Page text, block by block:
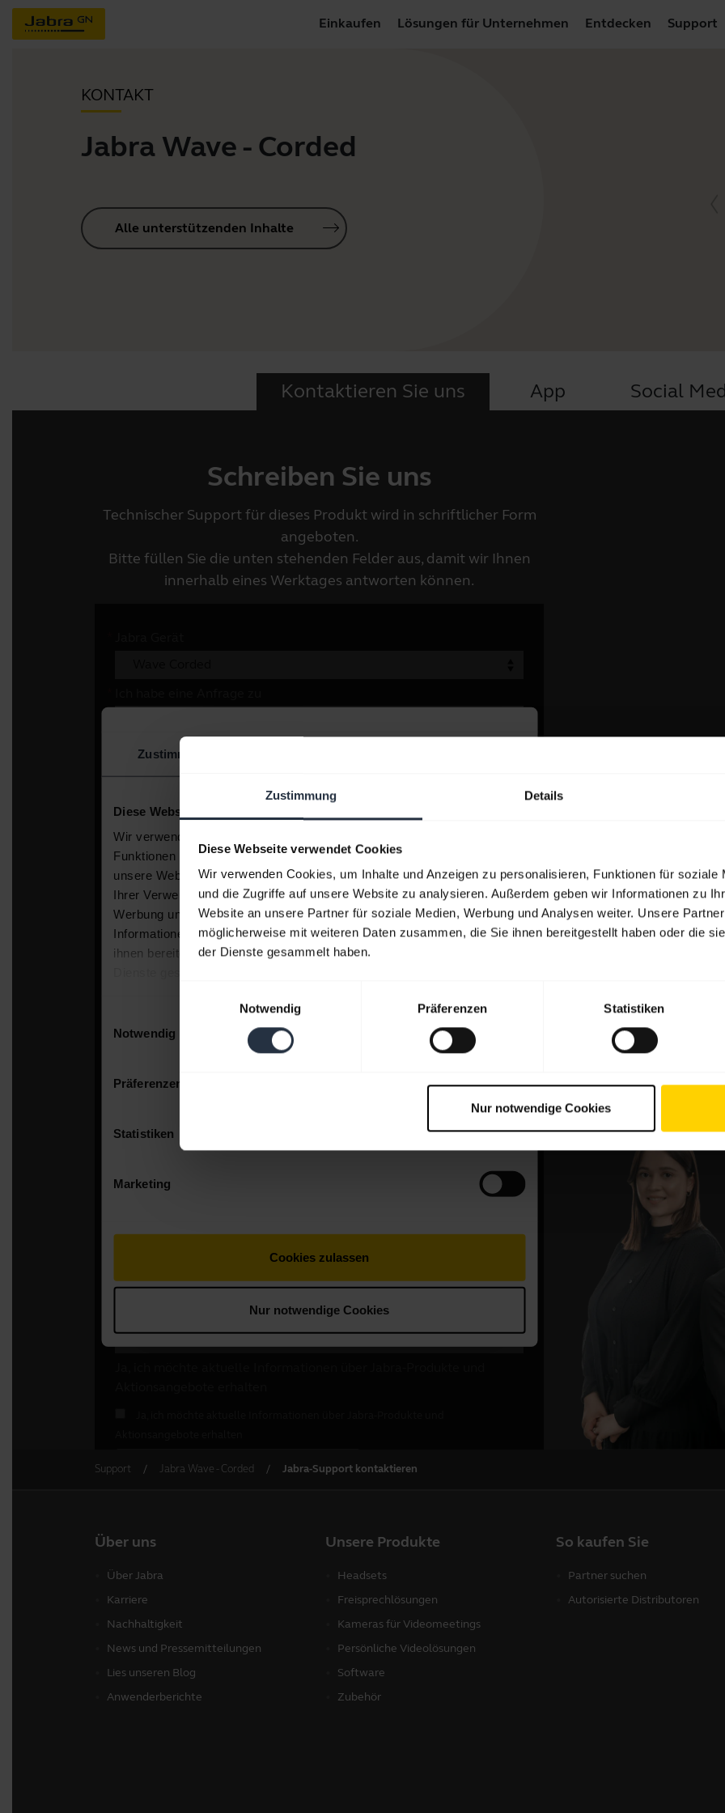
Zustimmung Details
Diese Webseite verwendet Cookies
Wir verwenden Cookies, um Inhalte und Anzeigen zu personalisieren, Funktionen für soziale
und die Zugriffe auf unsere Website zu analysieren. Außerdem geben wir Informationen zu
Website an unsere Partner für soziale Medien, Werbung und Analysen weiter. Unsere
möglicherweise mit weiteren Daten zusammen, die Sie ihnen bereitgestellt haben oder die
der Dienste gesammelt haben.
Notwendig
Präferenzen Statistiken
Nur notwendige Cookies
Einkaufen Lösungen für Unternehmen Entdecken Support
KONTAKT
Jabra Wave - Corded
Alle unterstützenden Inhalte
Kontaktieren Sie uns App Social
Schreiben Sie uns
Technischer Support für dieses Produkt wird in schriftlicher Form
angeboten.
Bitte füllen Sie die unten stehenden Felder aus, damit wir Ihnen
innerhalb eines Werktages antworten können.
Support Jabra Wave - Corded Jabra-Support kontaktieren
Über uns
Über Jabra
Karriere
Nachhaltigkeit
News und Pressemitteilungen
Lies unseren Blog
Anwenderberichte
Unsere Produkte
Headsets
Freisprechlösungen
Kameras für Videomeetings
Persönliche Videolösungen
Software
Zubehör
So kaufen Sie
Partner suchen
Autorisierte Distributoren